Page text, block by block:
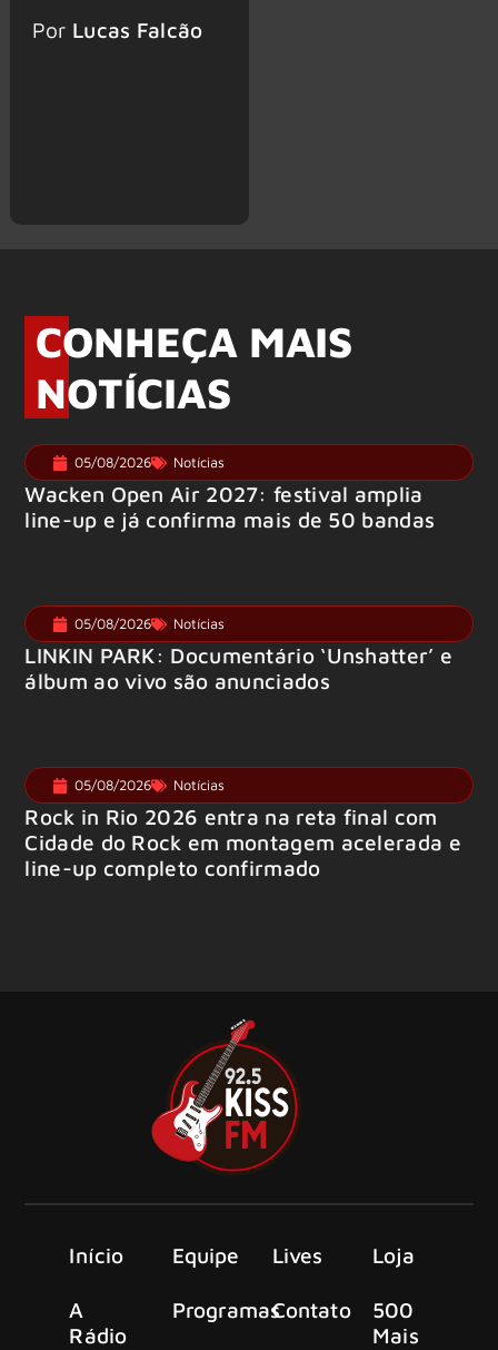
Por Lucas Falcão
CONHEÇA MAIS
NOTÍCIAS
05/08/2026 Notícias
Wacken Open Air 2027: festival amplia
line-up e já confirma mais de 50 bandas
05/08/2026 Notícias
LINKIN PARK: Documentário ‘Unshatter’ e
álbum ao vivo são anunciados
05/08/2026 Notícias
Rock in Rio 2026 entra na reta final com
Cidade do Rock em montagem acelerada e
line-up completo confirmado
Início
A
Rádio
Equipe
Programas
Lives
Contato
Loja
500
Mais